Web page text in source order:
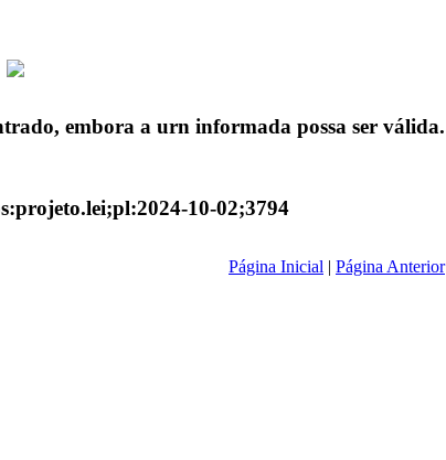
embora a urn informada possa ser válida.
10-02;3794
Página Inicial | Página Anterior